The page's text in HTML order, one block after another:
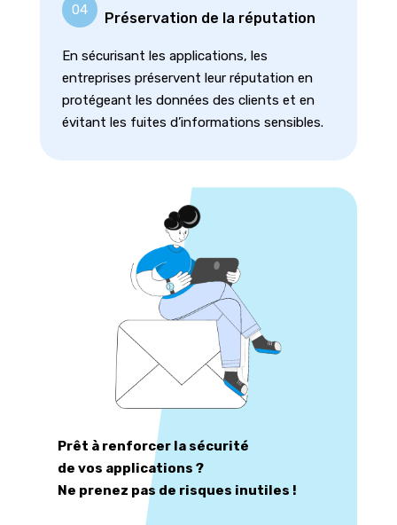
04
Préservation de la réputation
En sécurisant les applications, les
entreprises préservent leur réputation en
protégeant les données des clients et en
évitant les fuites d’informations sensibles.
Prêt à renforcer la sécurité
de vos applications ?
Ne prenez pas de risques inutiles !